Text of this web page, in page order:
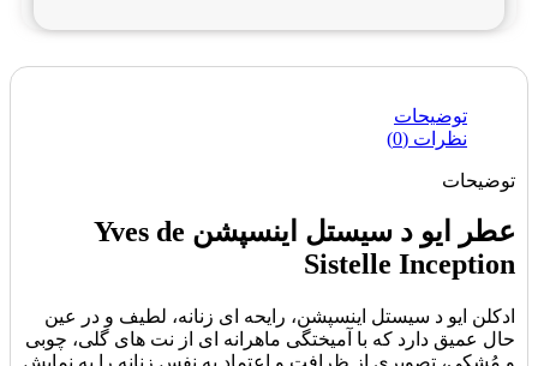
توضیحات
نظرات (0)
توضیحات
عطر ایو د سیستل اینسپشن Yves de
Sistelle Inception
ادکلن ایو د سیستل اینسپشن، رایحه‌ ای زنانه، لطیف و در عین‌
حال عمیق دارد که با آمیختگی ماهرانه‌ ای از نت‌ های گلی، چوبی